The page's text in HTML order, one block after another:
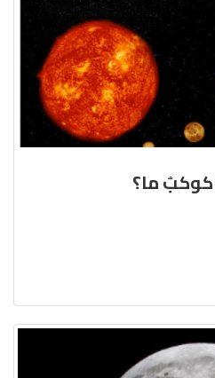
كوكبٌ ما؟